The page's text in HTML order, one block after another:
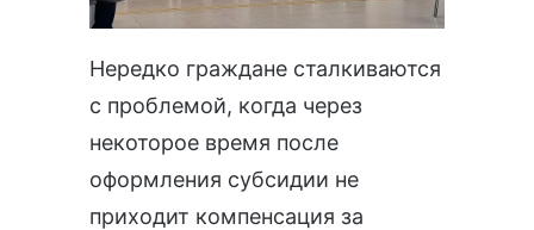
Нередко граждане сталкиваются
с проблемой, когда через
некоторое время после
оформления субсидии не
приходит компенсация за